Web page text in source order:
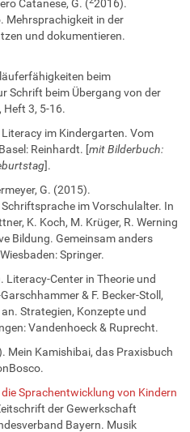
Catanese, G. ( 2016).
Mehrsprachigkeit in der
und dokumentieren.
beim
Schrift beim Übergang von der
Heft 3, 5-16.
Literacy im Kindergarten. Vom
Reinhardt. [mit Bilderbuch:
].
G. (2015).
im Vorschulalter. In
K. Koch, M. Krüger, R. Werning
Bildung. Gemeinsam anders
Springer.
Literacy-Center in Theorie und
& F. Becker-Stoll,
Strategien, Konzepte und
Vandenhoeck & Ruprecht.
Mein Kamishibai, das Praxisbuch
die Sprachentwicklung von Kindern
der Gewerkschaft
Bayern. Musik